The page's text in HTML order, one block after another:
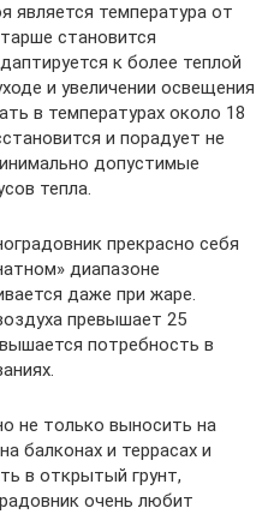
является температура от
становится
к более теплой
и увеличении освещения
в температурах около 18
и порадует не
допустимые
тепла.
прекрасно себя
диапазоне
даже при жаре.
превышает 25
потребность в
не только выносить на
балконах и террасах и
в открытый грунт,
очень любит